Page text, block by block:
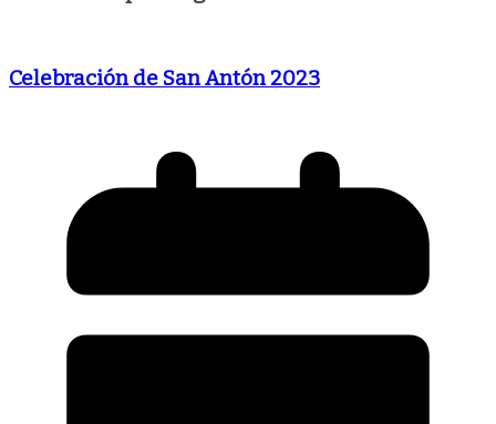
Celebración de San Antón 2023